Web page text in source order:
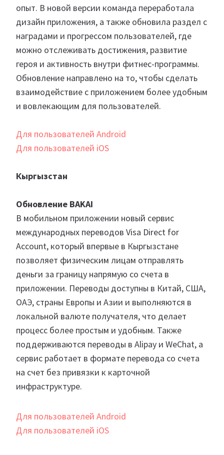
опыт. В новой версии команда переработала
дизайн приложения, а также обновила раздел с
наградами и прогрессом пользователей, где
можно отслеживать достижения, развитие
героя и активность внутри фитнес-программы.
Обновление направлено на то, чтобы сделать
взаимодействие с приложением более удобным
и вовлекающим для пользователей.
Для пользователей Android
Для пользователей iOS
Кыргызстан
Обновление BAKAI
В мобильном приложении новый сервис
международных переводов Visa Direct for
Account, который впервые в Кыргызстане
позволяет физическим лицам отправлять
деньги за границу напрямую со счета в
приложении. Переводы доступны в Китай, США,
ОАЭ, страны Европы и Азии и выполняются в
локальной валюте получателя, что делает
процесс более простым и удобным. Также
поддерживаются переводы в Alipay и WeChat, а
сервис работает в формате перевода со счета
на счет без привязки к карточной
инфраструктуре.
Для пользователей Android
Для пользователей iOS